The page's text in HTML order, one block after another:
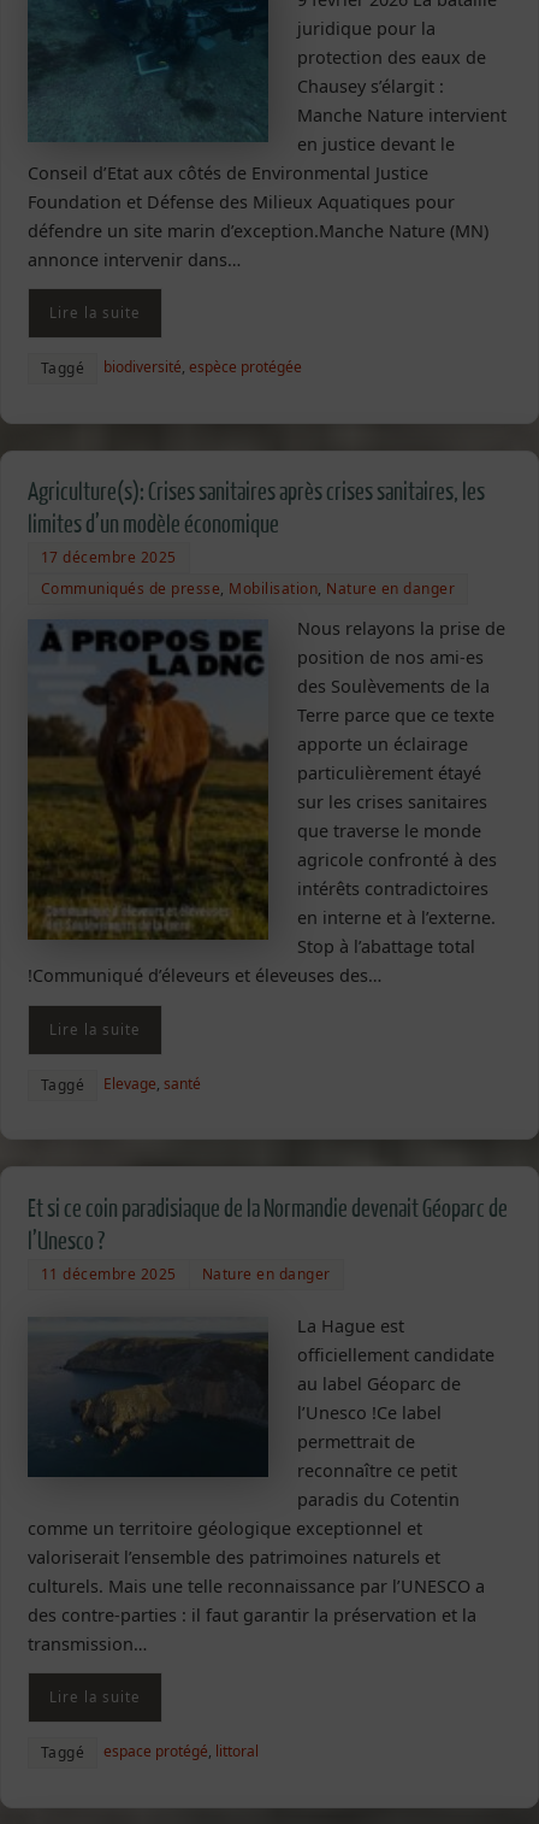
juridique pour la
protection des eaux de
Chausey s’élargit :
Manche Nature intervient
en justice devant le
Conseil d’Etat aux côtés de Environmental Justice
Foundation et Défense des Milieux Aquatiques pour
défendre un site marin d’exception.Manche Nature (MN)
annonce intervenir dans…
Lire la suite
Taggé biodiversité,espèce protégée
Agriculture(s): Crises sanitaires après crises sanitaires, les
limites d’un modèle économique
17 décembre 2025
Communiqués de presse, Mobilisation, Nature en danger
Nous relayons la prise de
position de nos ami-es
des Soulèvements de la
Terre parce que ce texte
apporte un éclairage
particulièrement étayé
sur les crises sanitaires
que traverse le monde
agricole confronté à des
intérêts contradictoires
en interne et à l’externe.
Stop à l’abattage total
!Communiqué d’éleveurs et éleveuses des…
Lire la suite
Taggé Elevage,santé
Et si ce coin paradisiaque de la Normandie devenait Géoparc de
l’Unesco ?
11 décembre 2025 Nature en danger
La Hague est
officiellement candidate
au label Géoparc de
l’Unesco !Ce label
permettrait de
reconnaître ce petit
paradis du Cotentin
comme un territoire géologique exceptionnel et
valoriserait l’ensemble des patrimoines naturels et
culturels. Mais une telle reconnaissance par l’UNESCO a
des contre-parties : il faut garantir la préservation et la
transmission…
Lire la suite
Taggé espace protégé, littoral